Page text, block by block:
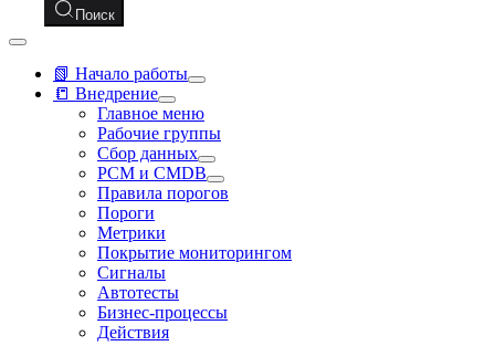
Поиск
📗 Начало работы
📒 Внедрение
Главное меню
Рабочие группы
Сбор данных
РСМ и CMDB
Правила порогов
Пороги
Метрики
Покрытие мониторингом
Сигналы
Автотесты
Бизнес-процессы
Действия